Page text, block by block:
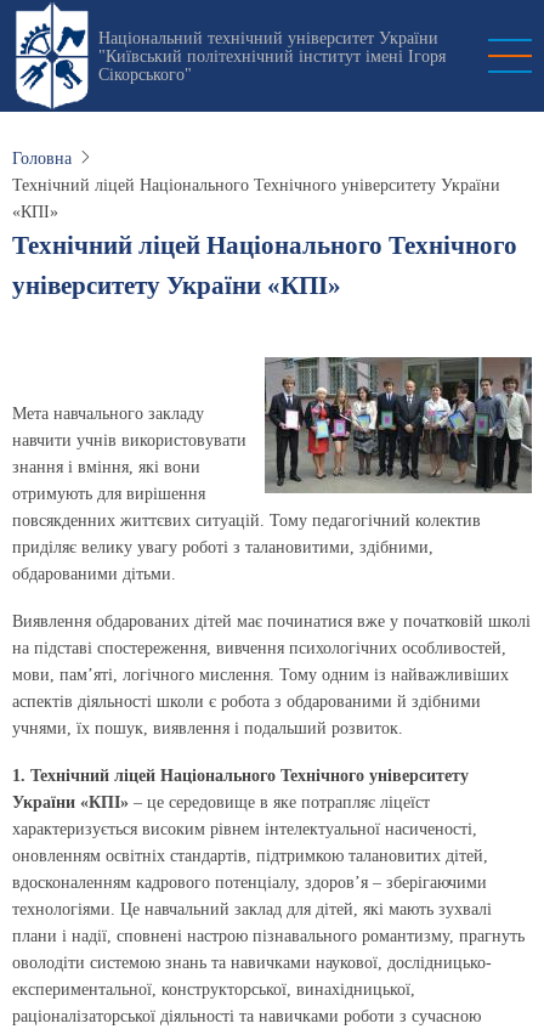
Перейти
основного
вмісту
Національний технічний університет України
"Київський політехнічний інститут імені Ігоря
Сікорського"
Головна
Технічний ліцей Національного Технічного університету України
«КПІ»
Технічний ліцей Національного Технічного
університету України «КПІ»
Мета навчального закладу
навчити учнів використовувати
знання і вміння, які вони
отримують для вирішення
повсякденних життєвих ситуацій. Тому педагогічний колектив
приділяє велику увагу роботі з талановитими, здібними,
обдарованими дітьми.
Виявлення обдарованих дітей має починатися вже у початковій школі
на підставі спостереження, вивчення психологічних особливостей,
мови, пам’яті, логічного мислення. Тому одним із найважливіших
аспектів діяльності школи є робота з обдарованими й здібними
учнями, їх пошук, виявлення і подальший розвиток.
1. Технічний ліцей Національного Технічного університету
України «КПІ» – це середовище в яке потрапляє ліцеїст
характеризується високим рівнем інтелектуальної насиченості,
оновленням освітніх стандартів, підтримкою талановитих дітей,
вдосконаленням кадрового потенціалу, здоров’я – зберігаючими
технологіями. Це навчальний заклад для дітей, які мають зухвалі
плани і надії, сповнені настрою пізнавального романтизму, прагнуть
оволодіти системою знань та навичками наукової, дослідницько-
експериментальної, конструкторської, винахідницької,
раціоналізаторської діяльності та навичками роботи з сучасною